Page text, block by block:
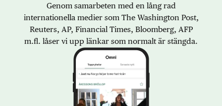
Genom samarbeten med en lång rad
internationella medier som The Washington Post,
Reuters, AP, Financial Times, Bloomberg, AFP
m.fl. låser vi upp länkar som normalt är stängda.